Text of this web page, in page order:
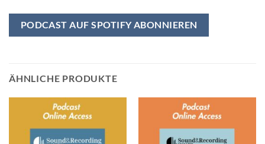
PODCAST AUF SPOTIFY ABONNIEREN
ÄHNLICHE PRODUKTE